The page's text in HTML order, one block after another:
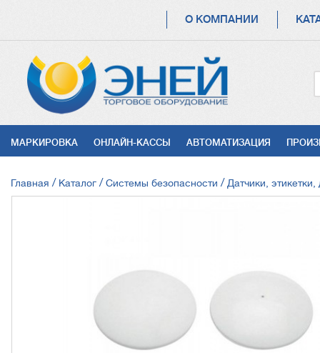
НАВИГАЦИЯ
О КОМПАНИИ
УСЛУГИ
МАРКИРОВКА ОНЛАЙН-КАССЫ АВТОМАТИЗАЦИЯ
СТРОКА
НАВИГАЦИИ
Главная Каталог Системы безопасности Датчики,